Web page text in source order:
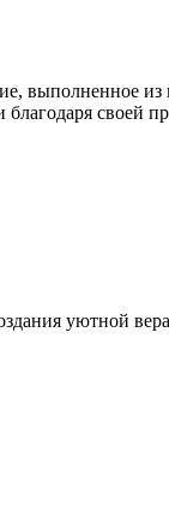
выполненное из
своей
уютной